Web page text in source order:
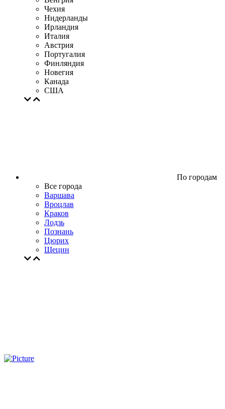
Чехия
Нидерланды
Ирландия
Италия
Австрия
Португалия
Финляндия
Новегия
Канада
США
По городам
Все города
Варшава
Вроцлав
Краков
Лодзь
Познань
Цюрих
Щецин